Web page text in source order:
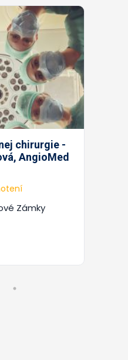
chirurgie -
AngioMed
Zámky